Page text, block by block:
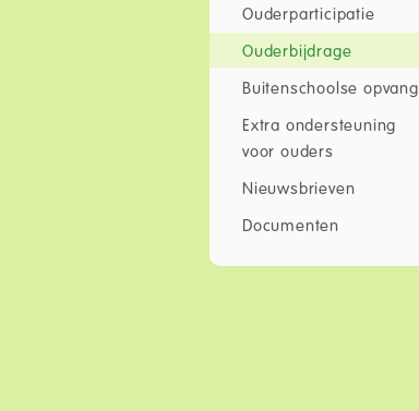
Ouderparticipatie
Ouderbijdrage
Buitenschoolse opvang
Extra ondersteuning
voor ouders
Nieuwsbrieven
Documenten